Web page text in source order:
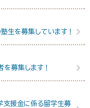
生を募集しています！
募集します！
支援金に係る留学生募